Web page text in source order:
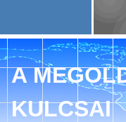
A
KULCSAI